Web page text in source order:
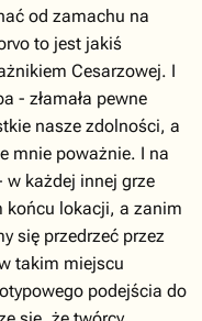
od zamachu na
to jest jakiś
Cesarzowej. I
- złamała pewne
nasze zdolności, a
mnie poważnie. I na
w każdej innej grze
końcu lokacji, a zanim
się przedrzeć przez
takim miejscu
podejścia do